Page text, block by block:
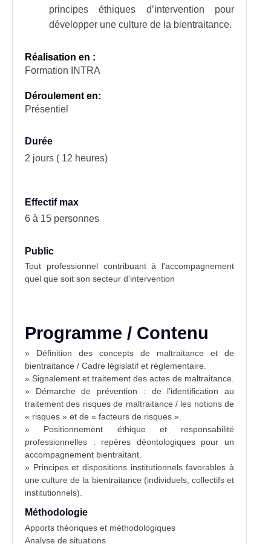
principes éthiques d’intervention pour
développer une culture de la bientraitance.
Réalisation en :
Formation INTRA
Déroulement en:
Présentiel
Durée
2 jours ( 12 heures)
Effectif max
6 à 15 personnes
Public
Tout professionnel contribuant à l'accompagnement
quel que soit son secteur d'intervention
Programme / Contenu
» Définition des concepts de maltraitance et de
bientraitance / Cadre législatif et réglementaire.
» Signalement et traitement des actes de maltraitance.
» Démarche de prévention : de l’identification au
traitement des risques de maltraitance / les notions de
« risques » et de « facteurs de risques ».
» Positionnement éthique et responsabilité
professionnelles : repères déontologiques pour un
accompagnement bientraitant.
» Principes et dispositions institutionnels favorables à
une culture de la bientraitance (individuels, collectifs et
institutionnels).
Méthodologie
Apports théoriques et méthodologiques
Analyse de situations